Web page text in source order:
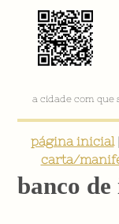
a cidade com que
página inicial|
carta/
banco de